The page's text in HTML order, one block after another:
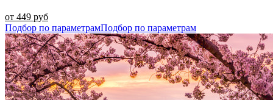
от 449 руб
Подбор по параметрамПодбор по параметрам